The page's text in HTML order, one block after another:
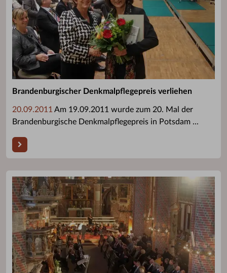
Brandenburgischer Denkmalpflegepreis verliehen
20.09.2011 Am 19.09.2011 wurde zum 20. Mal der
Brandenburgische Denkmalpflegepreis in Potsdam ...